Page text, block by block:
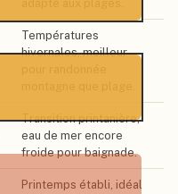
Températures
hivernales, meilleur
Transition printanière,
eau de mer encore
froide pour baignade.
Printemps établi, idéal